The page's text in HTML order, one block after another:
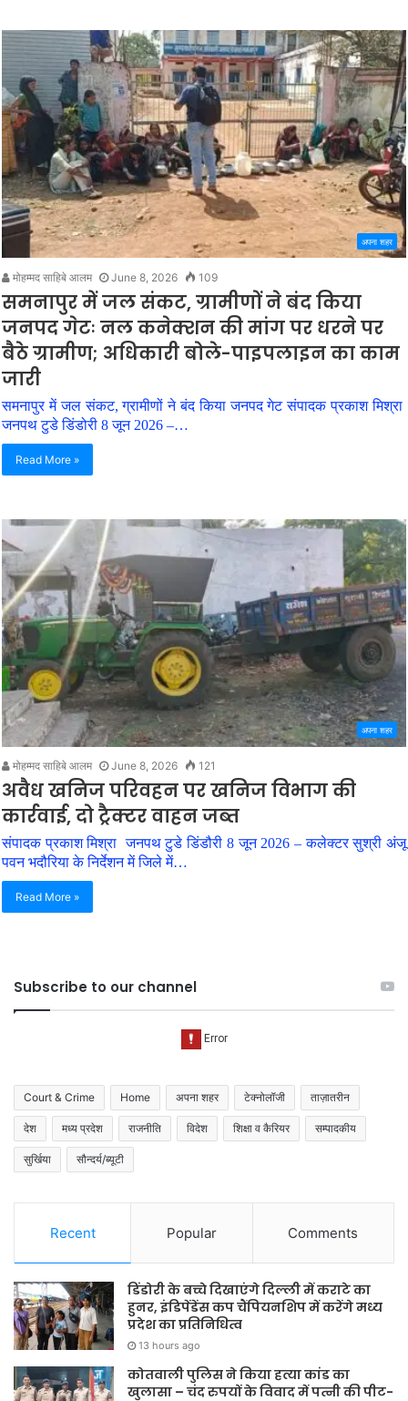
अपना शहर
मोहम्मद साहिबे आलम June 8, 2026 109
समनापुर में जल संकट, ग्रामीणों ने बंद किया
जनपद गेटः नल कनेक्शन की मांग पर धरने पर
बैठे ग्रामीण; अधिकारी बोले-पाइपलाइन का काम
जारी
समनापुर में जल संकट, ग्रामीणों ने बंद किया जनपद गेट संपादक प्रकाश मिश्रा
जनपथ टुडे डिंडोरी 8 जून 2026 –…
Read More »
अपना शहर
मोहम्मद साहिबे आलम June 8, 2026 121
अवैध खनिज परिवहन पर खनिज विभाग की
कार्रवाई, दो ट्रैक्टर वाहन जब्त
संपादक प्रकाश मिश्रा जनपथ टुडे डिंडौरी 8 जून 2026 – कलेक्टर सुश्री अंजू
पवन भदौरिया के निर्देशन में जिले में…
Read More »
Subscribe to our channel
Court & Crime Home अपना शहर टेक्नोलॉजी ताज़ातरीन
देश मध्य प्रदेश राजनीति विदेश शिक्षा व कैरियर सम्पादकीय
सुर्खिया सौन्दर्य/ब्यूटी
Recent Popular Comments
डिंडोरी के बच्चे दिखाएंगे दिल्ली में कराटे का
हुनर, इंडिपेंडेंस कप चैंपियनशिप में करेंगे मध्य
प्रदेश का प्रतिनिधित्व
13 hours ago
कोतवाली पुलिस ने किया हत्या कांड का
खुलासा – चंद रुपयों के विवाद में पत्नी की पीट-